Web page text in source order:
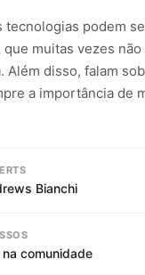
podem
muitas vezes
disso, falam
a importância de
Bianchi
na comunidade